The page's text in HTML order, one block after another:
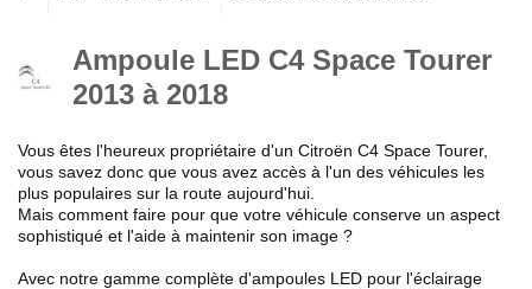
Ampoule LED C4 Space Tourer
2013 à 2018
Vous êtes l'heureux propriétaire d'un Citroën C4 Space Tourer,
vous savez donc que vous avez accès à l'un des véhicules les
plus populaires sur la route aujourd'hui.
Mais comment faire pour que votre véhicule conserve un aspect
sophistiqué et l'aide à maintenir son image ?
Avec notre gamme complète d'ampoules LED pour l'éclairage